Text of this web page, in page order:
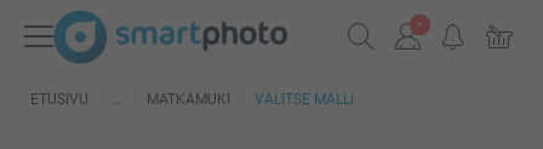
ETUSIVU MATKAMUKI VALITSE MALLI